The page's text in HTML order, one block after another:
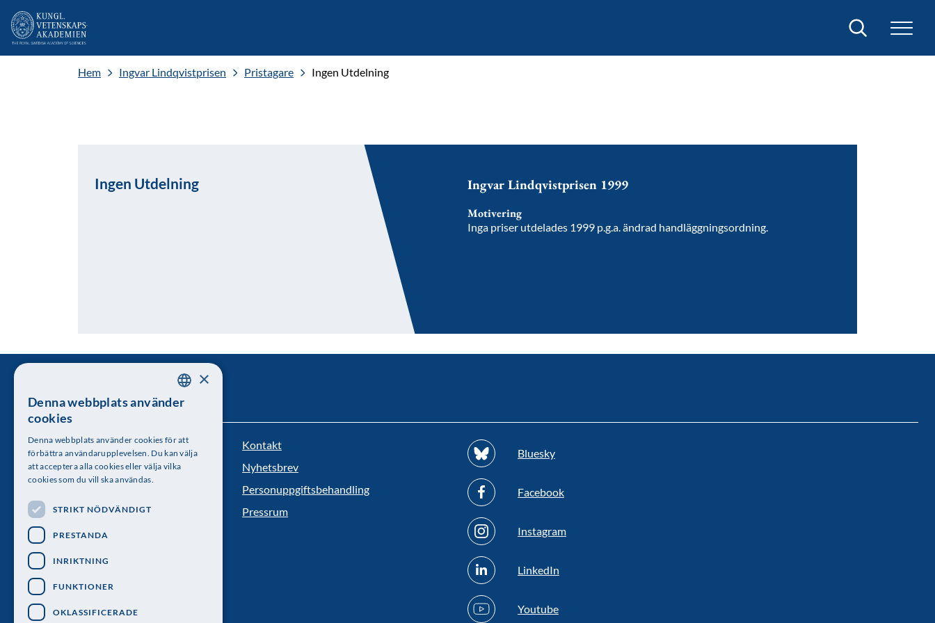
Sök
Hem Ingvar Lindqvistprisen Pristagare Ingen Utdelning
Ingen Utdelning Ingvar Lindqvistprisen 1999
Motivering
Inga priser utdelades 1999 p.g.a. ändrad handläggningsordning.
Kungl. Vetenskapsakademien
Besöksadress: Lilla Frescativägen 4A
Telefon: 08-673 95 00
Kontakt
Nyhetsbrev
Personuppgiftsbehandling
Pressrum
Bluesky
Facebook
Instagram
LinkedIn
Youtube
SWEDISH
×
Denna webbplats använder
cookies
Denna webbplats använder cookies för att
förbättra användarupplevelsen. Du kan välja
att acceptera alla cookies eller välja vilka
cookies som du vill ska användas.
STRIKT NÖDVÄNDIGT
PRESTANDA
INRIKTNING
FUNKTIONER
OKLASSIFICERADE